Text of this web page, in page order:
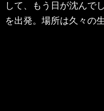
して、もう日が沈んで
を出発。場所は久々の